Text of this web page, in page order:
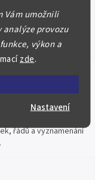
Vám umožnili
provozu
výkon a
zde.
Nastavení
bude plně věnovat.
prodáme v naší
investovat.
od roku 2000
řádů a vyznamenání